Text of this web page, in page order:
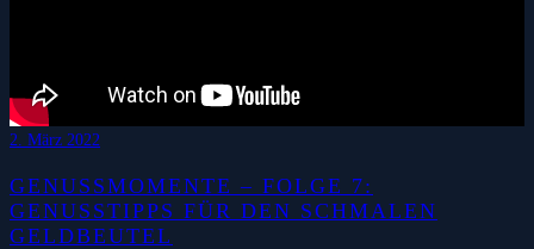
2. März 2022
GENUSSMOMENTE – FOLGE 7:
GENUSSTIPPS FÜR DEN SCHMALEN
GELDBEUTEL